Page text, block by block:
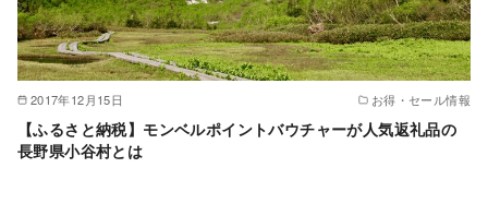
2017年12月15日 お得・セール情報
【ふるさと納税】モンベルポイントバウチャーが人気返礼品の
長野県小谷村とは